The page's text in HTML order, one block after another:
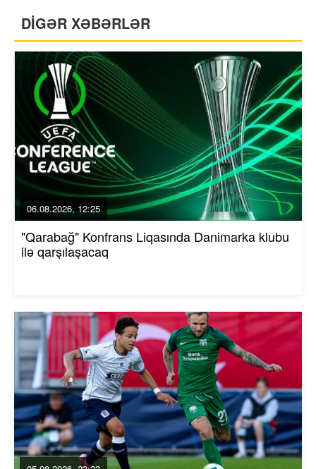
DİGƏR XƏBƏRLƏR
06.08.2026, 12:25
"Qarabağ" Konfrans Liqasında Danimarka klubu
ilə qarşılaşacaq